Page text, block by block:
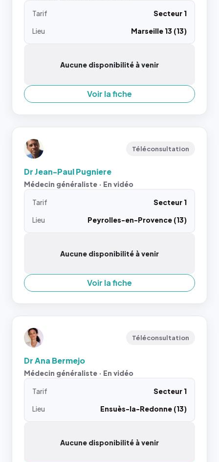
Tarif
Secteur 1
Lieu
Marseille 13 (13)
Aucune disponibilité à venir
Voir la fiche
Téléconsultation
Dr Jean-Paul Pugniere
Médecin généraliste · En vidéo
Tarif
Secteur 1
Lieu
Peyrolles-en-Provence (13)
Aucune disponibilité à venir
Voir la fiche
Téléconsultation
Dr Ana Bermejo
Médecin généraliste · En vidéo
Tarif
Secteur 1
Lieu
Ensuès-la-Redonne (13)
Aucune disponibilité à venir